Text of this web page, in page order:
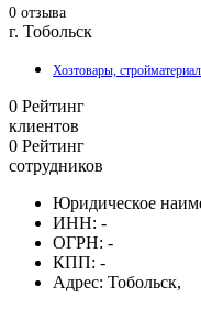
0 отзыва
г. Тобольск
Хозтовары,
0 Рейтинг
клиентов
0 Рейтинг
сотрудников
Юридическое
ИНН: -
ОГРН: -
КПП: -
Адрес: Тобольск,